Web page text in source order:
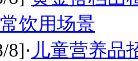
饮用场景
8]· 儿童营养品